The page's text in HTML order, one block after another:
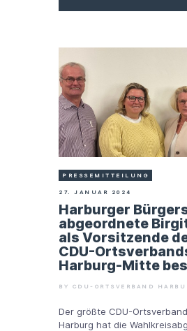
PRESSEMITTEILUNG
27. JANUAR 2024
Harburger
abgeordnete
als Vorsitzende
CDU-
Harburg-Mitte
BY CDU-ORTSVERBAND
Der größte CDU-
Harburg hat die